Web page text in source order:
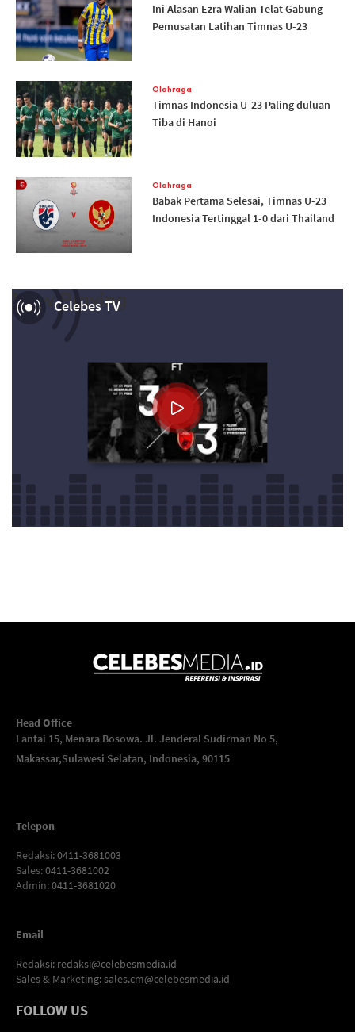
Ini Alasan Ezra Walian Telat Gabung
Pemusatan Latihan Timnas U-23
Olahraga
Timnas Indonesia U-23 Paling duluan
Tiba di Hanoi
Olahraga
Babak Pertama Selesai, Timnas U-23
Indonesia Tertinggal 1-0 dari Thailand
Celebes TV
Now Playing
Head Office
Lantai 15, Menara Bosowa. Jl. Jenderal Sudirman No 5,
Makassar,Sulawesi Selatan, Indonesia, 90115
Telepon
Redaksi: 0411-3681003
Sales: 0411-3681002
Admin: 0411-3681020
Email
Redaksi: redaksi@celebesmedia.id
Sales & Marketing:sales.cm@celebesmedia.id
FOLLOW US